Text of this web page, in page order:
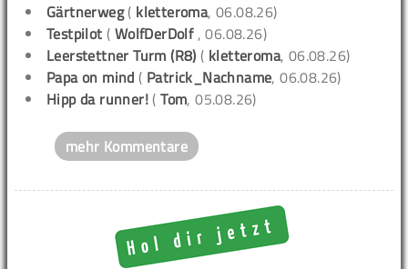
Gärtnerweg( kletteroma, 06.08.26)
Testpilot ( WolfDerDolf , 06.08.26)
Leerstettner Turm (R8) ( kletteroma, 06.08.26)
Papa on mind ( Patrick_Nachname, 06.08.26)
Hipp da runner! (Tom, 05.08.26)
mehr Kommentare